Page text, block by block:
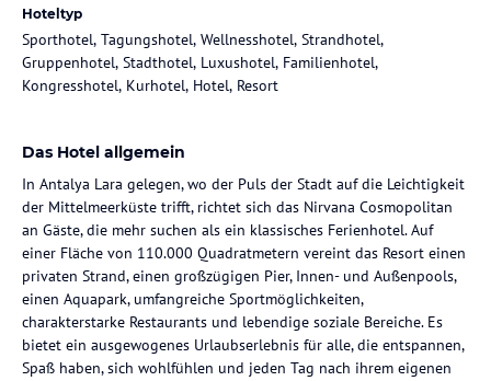
Hoteltyp
Sporthotel, Tagungshotel, Wellnesshotel, Strandhotel,
Gruppenhotel, Stadthotel, Luxushotel, Familienhotel,
Kongresshotel, Kurhotel, Hotel, Resort
Das Hotel allgemein
In Antalya Lara gelegen, wo der Puls der Stadt auf die Leichtigkeit
der Mittelmeerküste trifft, richtet sich das Nirvana Cosmopolitan
an Gäste, die mehr suchen als ein klassisches Ferienhotel. Auf
einer Fläche von 110.000 Quadratmetern vereint das Resort einen
privaten Strand, einen großzügigen Pier, Innen- und Außenpools,
einen Aquapark, umfangreiche Sportmöglichkeiten,
charakterstarke Restaurants und lebendige soziale Bereiche. Es
bietet ein ausgewogenes Urlaubserlebnis für alle, die entspannen,
Spaß haben, sich wohlfühlen und jeden Tag nach ihrem eigenen